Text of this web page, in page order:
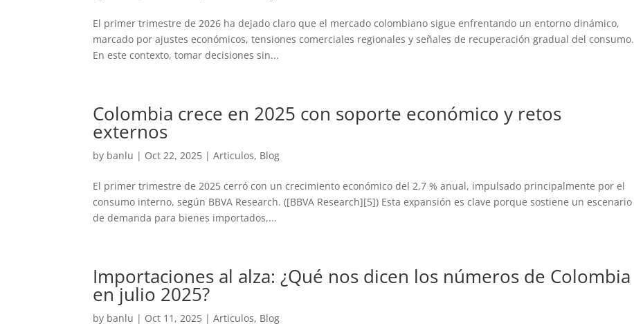
El primer trimestre de 2026 ha dejado claro que el mercado colombiano sigue enfrentando un entorno dinámico,
marcado por ajustes económicos, tensiones comerciales regionales y señales de recuperación gradual del consumo.
En este contexto, tomar decisiones sin...
Colombia crece en 2025 con soporte económico y retos
externos
by banlu | Oct 22, 2025 |Articulos, Blog
El primer trimestre de 2025 cerró con un crecimiento económico del 2,7 % anual, impulsado principalmente por el
consumo interno, según BBVA Research. ([BBVA Research][5]) Esta expansión es clave porque sostiene un escenario
de demanda para bienes importados,...
Importaciones al alza: ¿Qué nos dicen los números de Colombia
en julio 2025?
by banlu | Oct 11, 2025 |Articulos, Blog